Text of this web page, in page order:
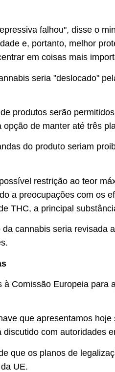
falhou", disse o
e, portanto, melhor
em coisas mais
seria "deslocado"
produtos serão
de manter até três
do produto seriam
restrição ao teor
a preocupações com os
THC, a principal
cannabis seria revisada
Comissão Europeia
que apresentamos
com autoridades
que os planos de
UE.